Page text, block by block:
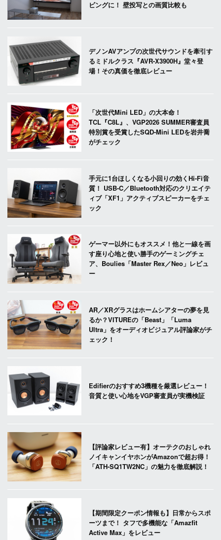
ビングに！ 壁投写との画質比較も
デノンAVアンプの次世代サウンドを牽引す
るミドルクラス『AVR-X3900H』堂々登
場！その真価を徹底レビュー
「次世代Mini LED」の大本命！
TCL『C8L』、VGP2026 SUMMER審査員
特別賞を受賞したSQD-Mini LEDを岩井喬
がチェック
手元に1台ほしくなる小回りの効くHi-Fi音
質！ USB-C／Bluetooth対応のクリエイテ
ィブ「XF1」アクティブスピーカーをチェ
ック
ゲーマー以外にもオススメ！他と一線を画
す座り心地と使い勝手のゲーミングチェ
ア、Boulies「Master Rex／Neo」レビュ
ー
AR／XRグラスはホームシアターの夢を見
るか？VITUREの「Beast」「Luma
Ultra」をオーディオビジュアル評論家がチ
ェック！
Edifierのおすすめ3機種を厳選レビュー！
音質と使い心地をVGP審査員が実機検証
【評論家レビュー有】オーテクのおしゃれ
ノイキャンイヤホンがAmazonで超お得！
「ATH-SQ1TW2NC」の魅力を徹底解説！
【期間限定クーポン情報も】日常からスポ
ーツまで！ タフで多機能な「Amazfit
Active Max」をレビュー